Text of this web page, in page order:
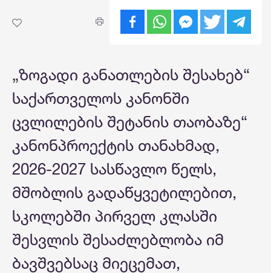
„ზოგადი განათლების შესახებ“
საქართველოს კანონში
ცვლილების შეტანის თაობაზე“
კანონპროექტის თანახმად,
2026-2027 სასწავლო წელს,
მშობლის გადაწყვეტილებით,
სკოლებში პირველ კლასში
შესვლის შესაძლებლობა იმ
ბავშვებსაც მიეცემათ,